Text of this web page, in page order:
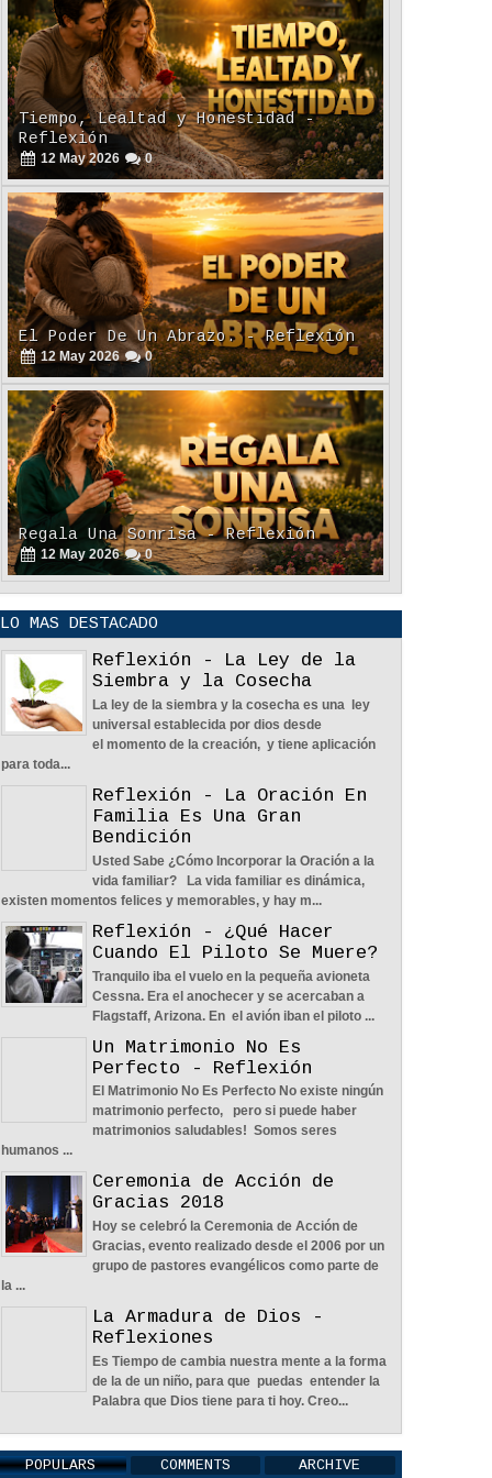
Tiempo, Lealtad y Honestidad -
Reflexión
12 May 2026 0
El Poder De Un Abrazo. - Reflexión
12 May 2026 0
Regala Una Sonrisa - Reflexión
12 May 2026 0
POLÍTICA DE PRIVACIDAD
2023 0
La Amistad y el Noviazgo -
Reflexión
04 Jun 2022 0
Nos Toca Escoger El Camino, Fácil O
Difícil - Reflexión
04
Aprendiendo A Confiar A Pesar De
Las Circunstancias - Reflexión
2022 0
LO MAS DESTACADO
Reflexión - La Ley de la
Siembra y la Cosecha
La ley de la siembra y la cosecha es una ley
universal establecida por dios desde
el momento de la creación, y tiene aplicación
para toda...
Reflexión - La Oración En
Familia Es Una Gran
Bendición
Usted Sabe ¿Cómo Incorporar la Oración a la
vida familiar? La vida familiar es dinámica,
existen momentos felices y memorables, y hay m...
Reflexión - ¿Qué Hacer
Cuando El Piloto Se Muere?
Tranquilo iba el vuelo en la pequeña avioneta
Cessna. Era el anochecer y se acercaban a
Flagstaff, Arizona. En el avión iban el piloto ...
Un Matrimonio No Es
Perfecto - Reflexión
El Matrimonio No Es Perfecto No existe ningún
matrimonio perfecto, pero si puede haber
matrimonios saludables! Somos seres
humanos ...
Ceremonia de Acción de
Gracias 2018
Hoy se celebró la Ceremonia de Acción de
Gracias, evento realizado desde el 2006 por un
grupo de pastores evangélicos como parte de
la ...
La Armadura de Dios -
Reflexiones
Es Tiempo de cambia nuestra mente a la forma
de la de un niño, para que puedas entender la
Palabra que Dios tiene para ti hoy. Creo...
POPULARS COMMENTS ARCHIVE